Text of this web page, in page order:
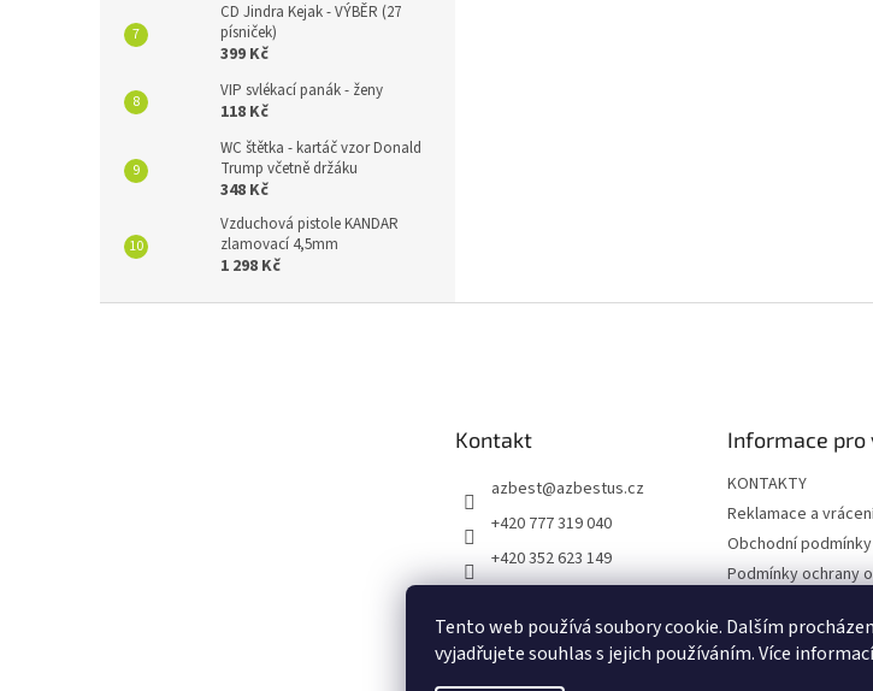
Tento web používá soubory cookie. Dalším
vyjadřujete souhlas s jejich používáním. Více
CD Jindra Kejak - VÝBĚR (27
písniček)
399 Kč
VIP svlékací panák - ženy
118 Kč
WC štětka - kartáč vzor Donald
Trump včetně držáku
348 Kč
Vzduchová pistole KANDAR
zlamovací 4,5mm
1 298 Kč
Kontakt
azbest@azbestus.cz
+420 777 319 040
+420 352 623 149
m/vtipne-darkyinfo-16841
5396612968/
Informace pro
KONTAKTY
Reklamace a
Obchodní podmínky
Podmínky ochrany
Doprava a platba